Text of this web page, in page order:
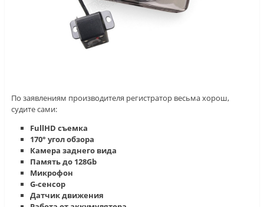
По заявлениям производителя регистратор весьма хорош,
судите сами:
FullHD съемка
170° угол обзора
Камера заднего вида
Память до 128Gb
Микрофон
G-сенсор
Датчик движения